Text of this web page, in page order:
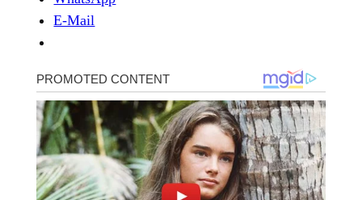
E-Mail